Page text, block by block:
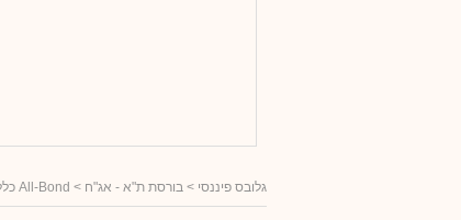
גלובס פיננסי > בורסת ת"א - אג"ח > All-Bond כללי